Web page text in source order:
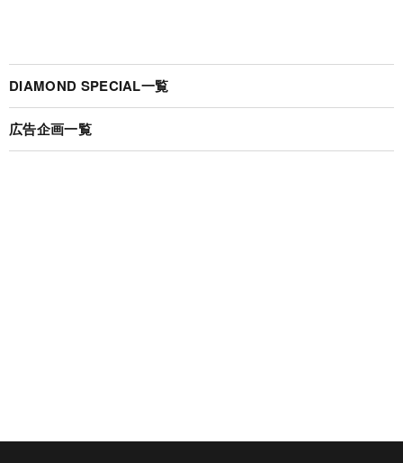
DIAMOND SPECIAL一覧
広告企画一覧